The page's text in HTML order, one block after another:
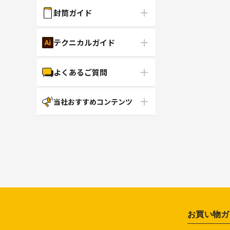
封筒ガイド
テクニカルガイド
よくあるご質問
当社おすすめコンテンツ
お買い物